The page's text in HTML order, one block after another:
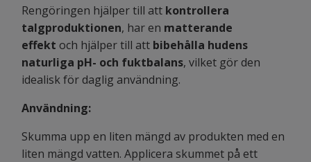
Rengöringen hjälper till att kontrollera
talgproduktionen, har en matterande
effekt och hjälper till att bibehålla hudens
naturliga pH- och fuktbalans, vilket gör den
idealisk för daglig användning.
Användning:
Skumma upp en liten mängd av produkten med en
liten mängd vatten. Applicera skummet på ett